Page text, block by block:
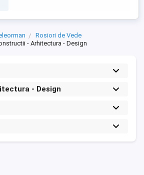
Rosiori de Vede
- Arhitectura - Design
- Design